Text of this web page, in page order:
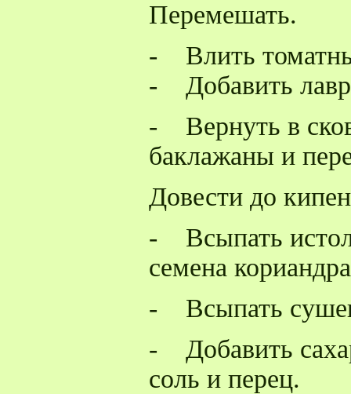
Перемешать.
- Влить
- Добавить
- Вернуть в
баклажаны и
Довести до
- Всыпать
семена
- Всыпать
- Добавить
соль и перец.